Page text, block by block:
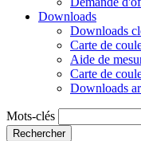
Downloads
Downloads
Carte de
Aide de
Carte de
Downloads
Mots-clés
Rechercher